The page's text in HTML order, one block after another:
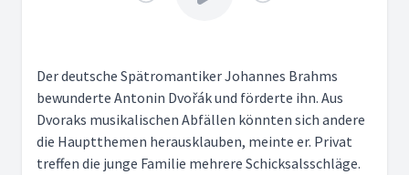
Der deutsche Spätromantiker Johannes Brahms
bewunderte Antonin Dvořák und förderte ihn. Aus
Dvoraks musikalischen Abfällen könnten sich andere
die Hauptthemen herausklauben, meinte er. Privat
treffen die junge Familie mehrere Schicksalsschläge.